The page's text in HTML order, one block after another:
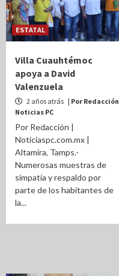
ESTATAL
Villa Cuauhtémoc
apoya a David
Valenzuela
2 años atrás | Por Redacción
Noticias PC
Por Redacción |
Noticiaspc.com.mx |
Altamira, Tamps.-
Numerosas muestras de
simpatía y respaldo por
parte de los habitantes de
la...